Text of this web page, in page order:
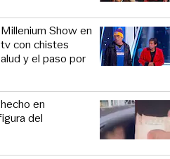
Show en
con chistes
y el paso por
en
del